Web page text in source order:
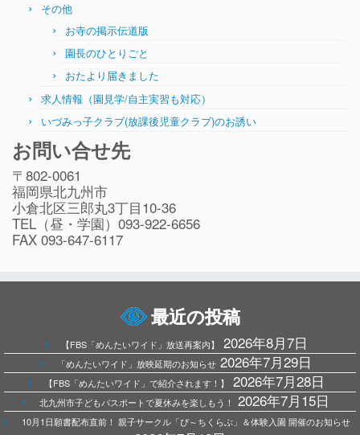
その他
お寺の掲示伝道版
園長のひとりごと
おたより届きました
求人情報（園見学/自主実習も対応）
いづみっ子クラブ(放課後児童クラブ)のお誘い
お問い合せ先
〒802-0061
福岡県北九州市
小倉北区三郎丸3丁目10-36
TEL（昼・学園）093-922-6656
FAX 093-647-6117
最近の投稿
【FBS「めんたいワイド」放送再案内】 2026年8月7日
「めんたいワイド」放映延期のお知らせ 2026年7月29日
【FBS「めんたいワイド」で紹介されます！】 2026年7月28日
北九州市子どもパスポートで夏休みを楽しもう！ 2026年7月15日
10月1日願書配布直前！ 親子サークル「ぴ～ちくらぶ」＆体験入園 開催のお知らせ